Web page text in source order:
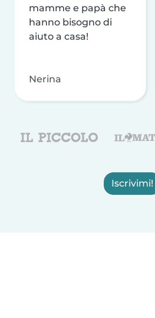
mamme e papà che
hanno bisogno di
aiuto a casa!
Nerina
Iscrivimi!